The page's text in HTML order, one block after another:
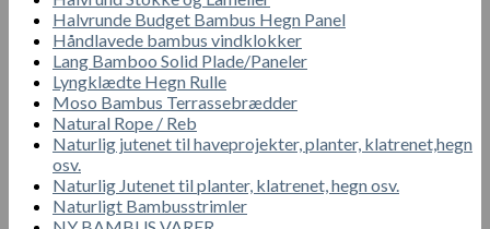
Halvrunde Budget Bambus Hegn Panel
Håndlavede bambus vindklokker
Lang Bamboo Solid Plade/Paneler
Lyngklædte Hegn Rulle
Moso Bambus Terrassebrædder
Natural Rope / Reb
Naturlig jutenet til haveprojekter, planter, klatrenet,hegn
osv.
Naturlig Jutenet til planter, klatrenet, hegn osv.
Naturligt Bambusstrimler